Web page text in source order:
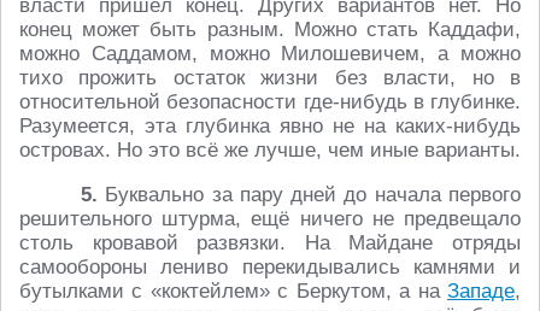
власти пришёл конец. Других вариантов нет. Но
конец может быть разным. Можно стать Каддафи,
можно Саддамом, можно Милошевичем, а можно
тихо прожить остаток жизни без власти, но в
относительной безопасности где-нибудь в глубинке.
Разумеется, эта глубинка явно не на каких-нибудь
островах. Но это всё же лучше, чем иные варианты.
5. Буквально за пару дней до начала первого
решительного штурма, ещё ничего не предвещало
столь кровавой развязки. На Майдане отряды
самообороны лениво перекидывались камнями и
бутылками с «коктейлем» с Беркутом, а на Западе,